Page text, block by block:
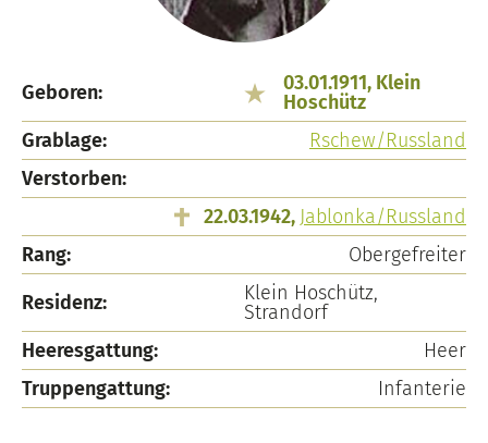
Geboren:
03.01.1911, Klein
Hoschütz
Grablage:
Rschew/Russland
Verstorben:
22.03.1942, Jablonka/Russland
Rang:
Obergefreiter
Residenz:
Klein Hoschütz,
Strandorf
Heeresgattung:
Heer
Truppengattung:
Infanterie